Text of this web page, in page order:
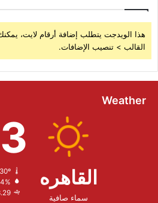
هذا الويدجت يتطلب إضافة أرقام لايت،
القالب > تنصيب الإضافات.
Weather
القاهره
سماء صافية
39º - 30º
3.29